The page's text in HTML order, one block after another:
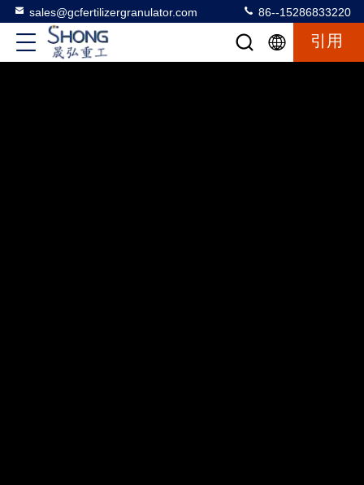
sales@gcfertilizergranulator.com 86--15286833220
引用